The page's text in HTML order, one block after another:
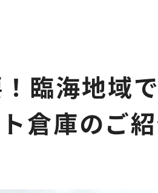
臨海地域
倉庫のご